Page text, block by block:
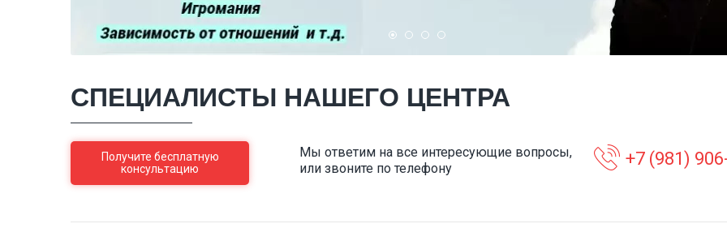
СПЕЦИАЛИСТЫ НАШЕГО ЦЕНТРА
Получите бесплатную
консультацию
Мы ответим на все интересующие вопросы,
или звоните по телефону
+7 (981)
Поддерживающая терапия для
Главная цель - улучшение качества
жизни и проработка различных
начального этапа -
самыми острыми